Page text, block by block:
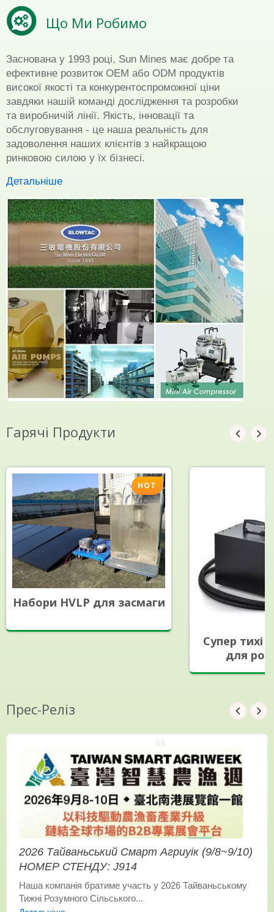
Що Ми Робимо
Заснована у 1993 році, Sun Mines має добре та
ефективне розвиток OEM або ODM продуктів
високої якості та конкурентоспроможної ціни
завдяки нашій команді дослідження та розробки
та виробничій лінії. Якість, інновації та
обслуговування - це наша реальність для
задоволення наших клієнтів з найкращою
ринковою силою у їх бізнесі.
Детальніше
Гарячі Продукти
HOT
Набори HVLP для засмаги
Супер тихі
для
Прес-Реліз
2026 Тайваньський Смарт Агриуік (9/8~9/10)
НОМЕР СТЕНДУ: J914
Наша компанія братиме участь у 2026 Тайваньському
Тижні Розумного Сільського...